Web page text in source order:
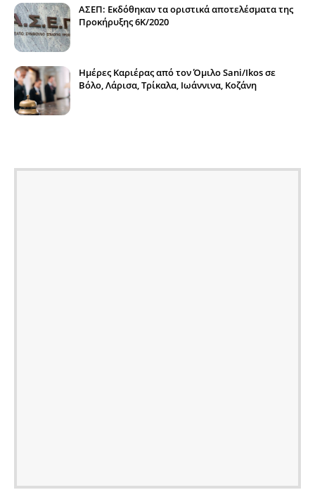
ΑΣΕΠ: Εκδόθηκαν τα οριστικά αποτελέσματα της
Προκήρυξης 6Κ/2020
Ημέρες Καριέρας από τον Όμιλο Sani/Ikos σε
Βόλο, Λάρισα, Τρίκαλα, Ιωάννινα, Κοζάνη